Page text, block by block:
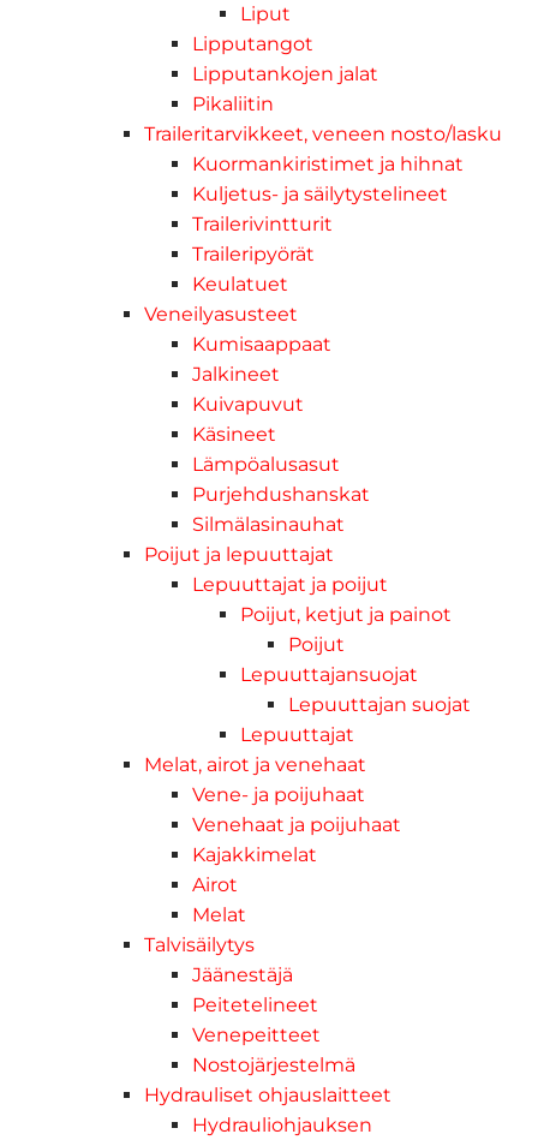
Liput
Lipputangot
Lipputankojen jalat
Pikaliitin
Traileritarvikkeet, veneen nosto/lasku
Kuormankiristimet ja hihnat
Kuljetus- ja säilytystelineet
Trailerivintturit
Traileripyörät
Keulatuet
Veneilyasusteet
Kumisaappaat
Jalkineet
Kuivapuvut
Käsineet
Lämpöalusasut
Purjehdushanskat
Silmälasinauhat
Poijut ja lepuuttajat
Lepuuttajat ja poijut
Poijut, ketjut ja painot
Poijut
Lepuuttajansuojat
Lepuuttajan suojat
Lepuuttajat
Melat, airot ja venehaat
Vene- ja poijuhaat
Venehaat ja poijuhaat
Kajakkimelat
Airot
Melat
Talvisäilytys
Jäänestäjä
Peitetelineet
Venepeitteet
Nostojärjestelmä
Hydrauliset ohjauslaitteet
Hydrauliohjauksen